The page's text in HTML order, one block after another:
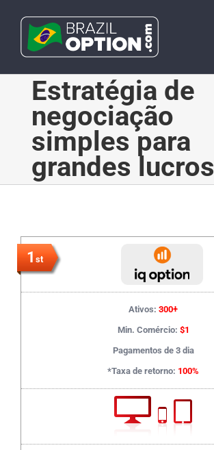
content
Estratégia de
negociação
simples para
grandes lucros
1st
Ativos: 300+
Min. Comércio: $1
Pagamentos de 3 dia
*Taxa de retorno: 100%